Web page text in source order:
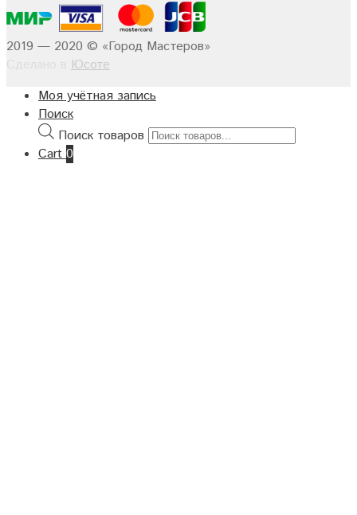
2019 — 2020 © «Город Мастеров»
Юсоте
Моя учётная запись
Поиск
Поиск товаров
Cart0